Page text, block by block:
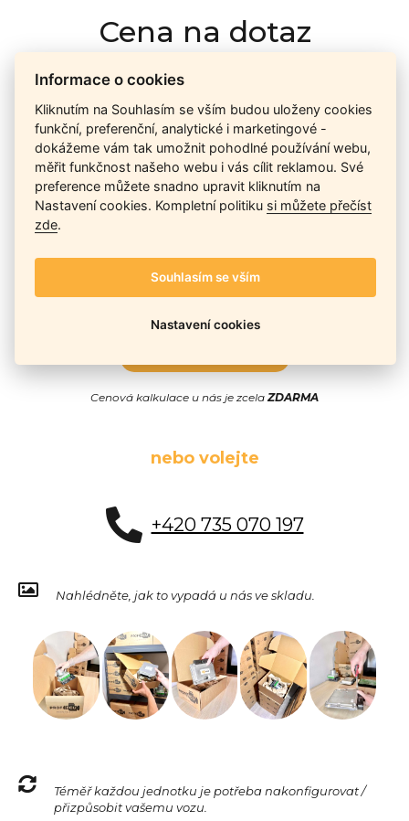
Cena na dotaz
výkonnosti a atypičnosti daného modelu. Pokusíme se
nabídnoutaktuálně nejlepší cenu , a Vy si vyberete, co je pro
Vás nejvýhodnější.
Telefon / Email
Cenová kalkulace u nás je zcelaZDARMA
nebo volejte
+420 735 070 197
Nahlédněte, jak to vypadá u nás ve skladu.
Téměř každou jednotku je potřeba nakonfigurovat /
přizpůsobit vašemu vozu.
Informace o cookies
Kliknutím na Souhlasím se vším budou uloženy cookies
funkční, preferenční, analytické i marketingové -
dokážeme vám tak umožnit pohodlné používání webu,
měřit funkčnost našeho webu i vás cílit reklamou. Své
preference můžete snadno upravit kliknutím na
Nastavení cookies. Kompletní politiku si můžete přečíst
zde.
Souhlasím se vším
Nastavení cookies